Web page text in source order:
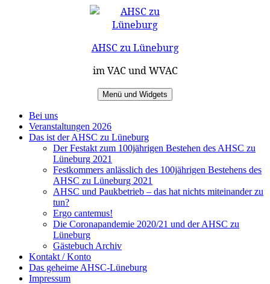
AHSC zu Lüneburg
im VAC und WVAC
Menü und Widgets
Bei uns
Veranstaltungen 2026
Das ist der AHSC zu Lüneburg
Der Festakt zum 100jährigen Bestehen des AHSC zu
Lüneburg 2021
Festkommers anlässlich des 100jährigen Bestehens des
AHSC zu Lüneburg 2021
AHSC und Paukbetrieb – das hat nichts miteinander zu
tun?
Ergo cantemus!
Die Coronapandemie 2020/21 und der AHSC zu
Lüneburg
Gästebuch Archiv
Kontakt / Konto
Das geheime AHSC-Lüneburg
Impressum